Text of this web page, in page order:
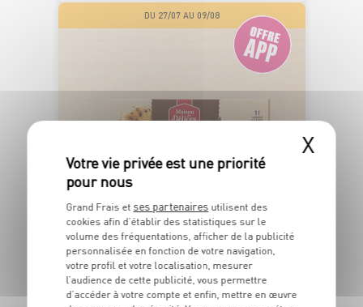
DU 27/07 AU 09/08
FABRIQUÉ EN
FRANCE
MINI CAKES AUX PÉPITES DE
CHOCOLAT MAISON DES DÉLICES
OFFRE APP
Soit
X
Grand Frais et ses partenaires utilisent des
cookies afin d’établir des statistiques sur le
volume des fréquentations, afficher de la publicité
personnalisée en fonction de votre navigation,
votre profil et votre localisation, mesurer
l’audience de cette publicité, vous permettre
d’accéder à votre compte et enfin, mettre en œuvre